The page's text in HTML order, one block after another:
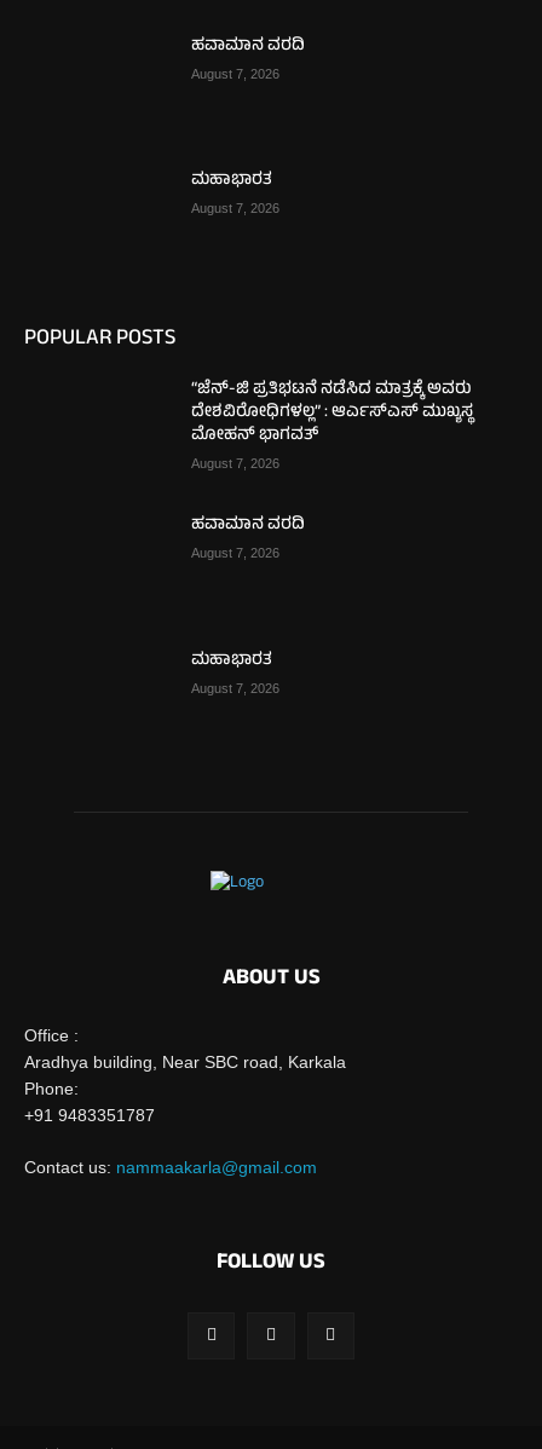
ಹವಾಮಾನ ವರದಿ
August 7, 2026
ಮಹಾಭಾರತ
August 7, 2026
POPULAR POSTS
“ಜೆನ್-ಜಿ ಪ್ರತಿಭಟನೆ ನಡೆಸಿದ ಮಾತ್ರಕ್ಕೆ ಅವರು
ದೇಶವಿರೋಧಿಗಳಲ್ಲ” : ಆರ್ಎಸ್ಎಸ್ ಮುಖ್ಯಸ್ಥ
ಮೋಹನ್ ಭಾಗವತ್
August 7, 2026
ಹವಾಮಾನ ವರದಿ
August 7, 2026
ಮಹಾಭಾರತ
August 7, 2026
ABOUT US
Office :
Aradhya building, Near SBC road, Karkala
Phone:
+91 9483351787
Contact us: nammaakarla@gmail.com
FOLLOW US